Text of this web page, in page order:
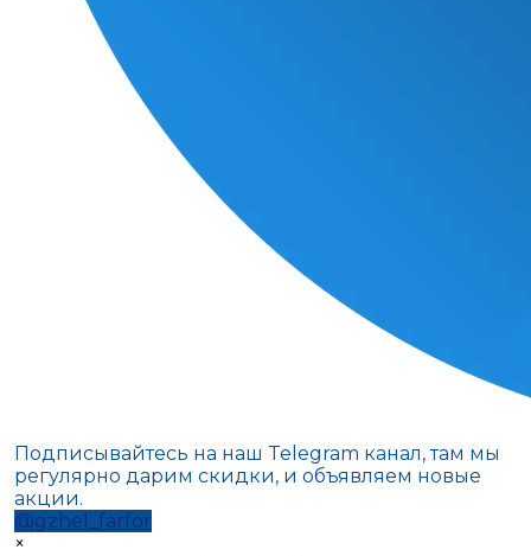
Подписывайтесь на наш Telegram канал, там мы
регулярно дарим скидки, и объявляем новые
акции.
@gzhel_farfor
×